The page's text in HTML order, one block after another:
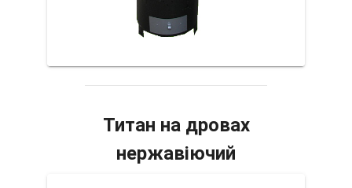
Титан на дровах
нержавіючий